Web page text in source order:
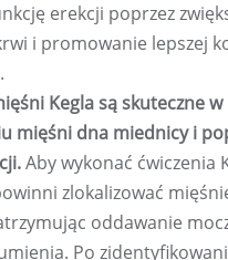
erekcji poprzez
i promowanie lepszej
Kegla są skuteczne w
mięśni dna miednicy i
Aby wykonać ćwiczenia
zlokalizować
oddawanie
Po